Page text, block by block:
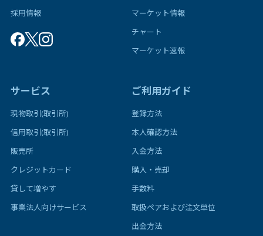
採用情報
マーケット情報
チャート
マーケット速報
サービス
現物取引(取引所)
信用取引(取引所)
販売所
クレジットカード
貸して増やす
事業法人向けサービス
ご利用ガイド
登録方法
本人確認方法
入金方法
購入・売却
手数料
取扱ペアおよび注文単位
出金方法